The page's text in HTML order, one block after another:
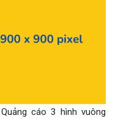
Quảng cáo 3 hình vuông